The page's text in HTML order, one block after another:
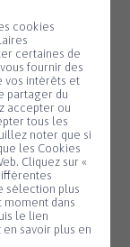
des cookies
cookies
certaines de
fournir des
vos intérêts et
partager du
accepter ou
tous les
noter que si
les Cookies
Cliquez sur «
sélection plus
moment dans
le lien
en savoir plus en